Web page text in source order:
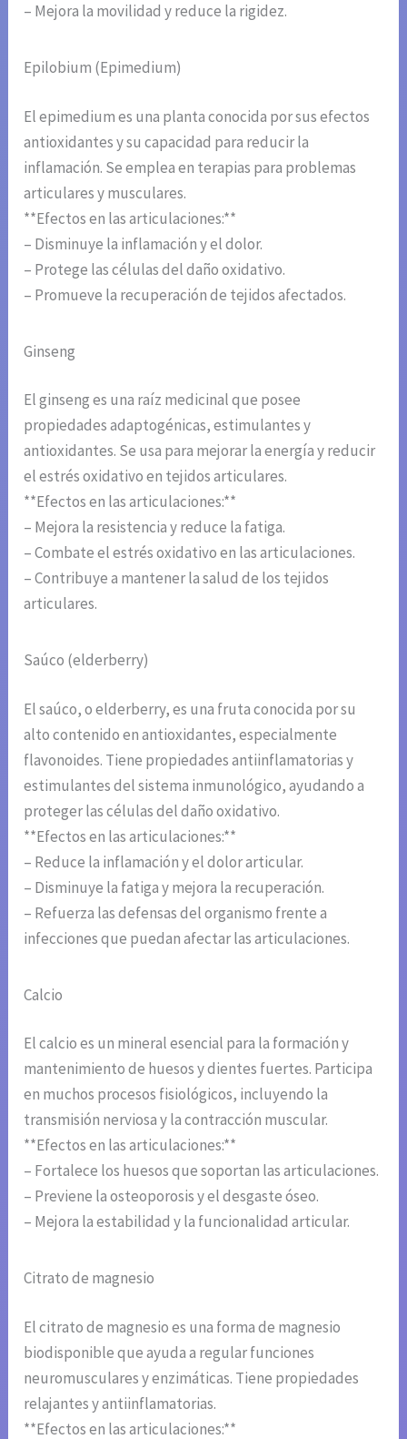
– Mejora la movilidad y reduce la rigidez.
Epilobium (Epimedium)
El epimedium es una planta conocida por sus efectos
antioxidantes y su capacidad para reducir la
inflamación. Se emplea en terapias para problemas
articulares y musculares.
**Efectos en las articulaciones:**
– Disminuye la inflamación y el dolor.
– Protege las células del daño oxidativo.
– Promueve la recuperación de tejidos afectados.
Ginseng
El ginseng es una raíz medicinal que posee
propiedades adaptogénicas, estimulantes y
antioxidantes. Se usa para mejorar la energía y reducir
el estrés oxidativo en tejidos articulares.
**Efectos en las articulaciones:**
– Mejora la resistencia y reduce la fatiga.
– Combate el estrés oxidativo en las articulaciones.
– Contribuye a mantener la salud de los tejidos
articulares.
Saúco (elderberry)
El saúco, o elderberry, es una fruta conocida por su
alto contenido en antioxidantes, especialmente
flavonoides. Tiene propiedades antiinflamatorias y
estimulantes del sistema inmunológico, ayudando a
proteger las células del daño oxidativo.
**Efectos en las articulaciones:**
– Reduce la inflamación y el dolor articular.
– Disminuye la fatiga y mejora la recuperación.
– Refuerza las defensas del organismo frente a
infecciones que puedan afectar las articulaciones.
Calcio
El calcio es un mineral esencial para la formación y
mantenimiento de huesos y dientes fuertes. Participa
en muchos procesos fisiológicos, incluyendo la
transmisión nerviosa y la contracción muscular.
**Efectos en las articulaciones:**
– Fortalece los huesos que soportan las articulaciones.
– Previene la osteoporosis y el desgaste óseo.
– Mejora la estabilidad y la funcionalidad articular.
Citrato de magnesio
El citrato de magnesio es una forma de magnesio
biodisponible que ayuda a regular funciones
neuromusculares y enzimáticas. Tiene propiedades
relajantes y antiinflamatorias.
**Efectos en las articulaciones:**